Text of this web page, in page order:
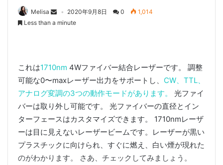
Melisa 2020年9月8日 0
1,014
Less than a minute
これは1710nm 4Wファイバー結合レーザーです。 調整
可能な0〜maxレーザー出力をサポートし、 CW、TTL、
アナログ変調の3つの動作モードがあります。
光ファイ
バーは取り外し可能です。 光ファイバーの直径とイン
ターフェースはカスタマイズできます。 1710nmレーザ
ーは目に見えないレーザービームです。レーザーが黒い
プラスチックに向けられ、すぐに燃え、白い煙が現れた
のがわかります。 さあ、チェックしてみましょう。